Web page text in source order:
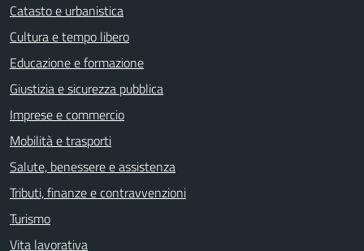
Catasto e urbanistica
Cultura e tempo libero
Educazione e formazione
Giustizia e sicurezza pubblica
Imprese e commercio
Mobilità e trasporti
Salute, benessere e assistenza
Tributi, finanze e contravvenzioni
Turismo
Vita lavorativa